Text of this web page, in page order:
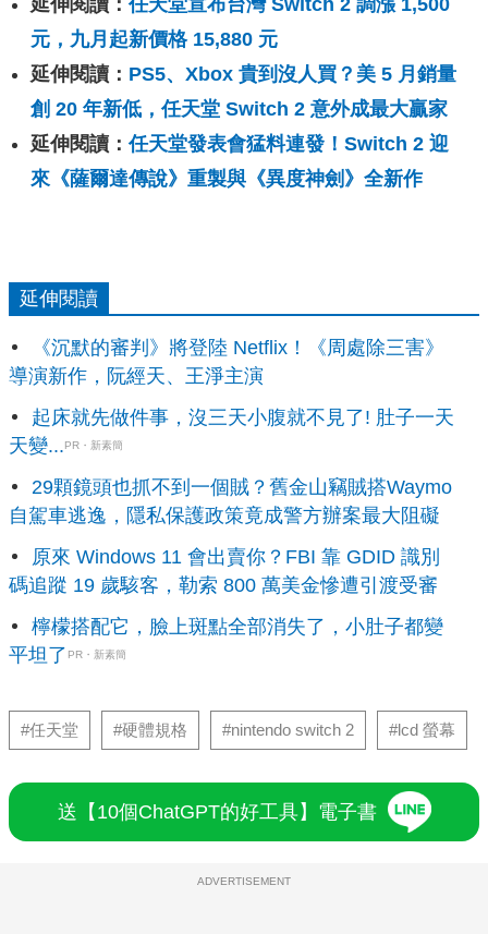
延伸閱讀：任天堂宣布台灣 Switch 2 調漲 1,500
元，九月起新價格 15,880 元
延伸閱讀： PS5、Xbox 貴到沒人買？美 5 月銷量
創 20 年新低，任天堂 Switch 2 意外成最大贏家
延伸閱讀：任天堂發表會猛料連發！Switch 2 迎
來《薩爾達傳說》重製與《異度神劍》全新作
延伸閱讀
《沉默的審判》將登陸 Netflix！《周處除三害》
導演新作，阮經天、王淨主演
起床就先做件事，沒三天小腹就不見了! 肚子一天
天變...PR・新素簡
29顆鏡頭也抓不到一個賊？舊金山竊賊搭Waymo
自駕車逃逸，隱私保護政策竟成警方辦案最大阻礙
原來 Windows 11 會出賣你？FBI 靠 GDID 識別
碼追蹤 19 歲駭客，勒索 800 萬美金慘遭引渡受審
檸檬搭配它，臉上斑點全部消失了，小肚子都變
平坦了 PR・新素簡
#任天堂 #硬體規格 #nintendo switch 2 #lcd 螢幕
送【10個ChatGPT的好工具】電子書
ADVERTISEMENT